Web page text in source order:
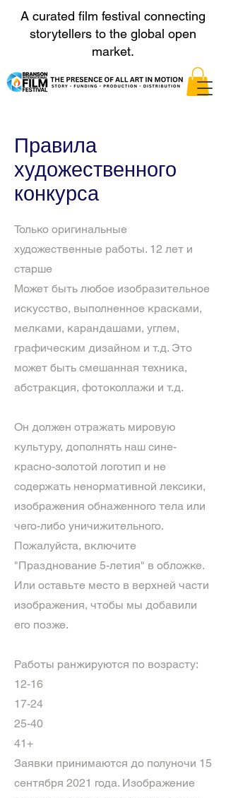
A curated film festival connecting
storytellers to the global open
market.
Правила
художественного
конкурса
Только оригинальные
художественные работы. 12 лет и
старше
Может быть любое изобразительное
искусство, выполненное красками,
мелками, карандашами, углем,
графическим дизайном и т.д. Это
может быть смешанная техника,
абстракция, фотоколлажи и т.д.
Он должен отражать мировую
культуру, дополнять наш сине-
красно-золотой логотип и не
содержать ненормативной лексики,
изображения обнаженного тела или
чего-либо уничижительного.
Пожалуйста, включите
"Празднование 5-летия" в обложке.
Или оставьте место в верхней части
изображения, чтобы мы добавили
его позже.
Работы ранжируются по возрасту:
12-16
17-24
25-40
41+
Заявки принимаются до полуночи 15
сентября 2021 года. Изображение